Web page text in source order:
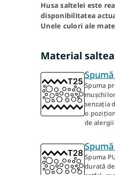
Husa saltelei este
disponibilitatea
Unele culori ale
Material saltea
Spuma
senzația
o
de
Spuma
durată